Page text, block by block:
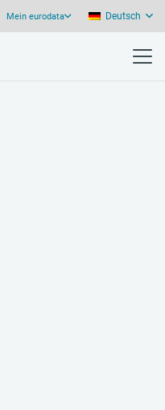
Mein eurodata Deutsch